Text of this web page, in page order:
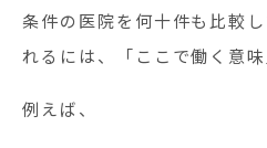
条件の医院を何十件も比較
れるには、「ここで働く意味
例えば、